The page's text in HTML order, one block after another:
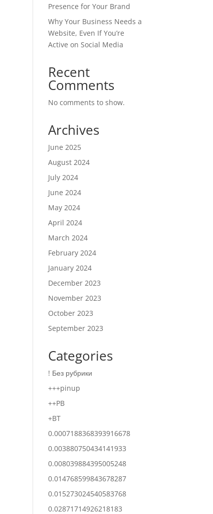
Presence for Your Brand
Why Your Business Needs a
Website, Even If You’re
Active on Social Media
Recent
Comments
No comments to show.
Archives
June 2025
August 2024
July 2024
June 2024
May 2024
April 2024
March 2024
February 2024
January 2024
December 2023
November 2023
October 2023
September 2023
Categories
! Без рубрики
+++pinup
++PB
+BT
0.0007188368393916678
0.003880750434141933
0.008039884395005248
0.014768599843678287
0.015273024540583768
0.02871714926218183